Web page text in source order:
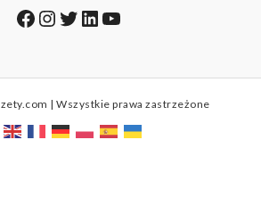
Facebook
Instagram
Twitter
LinkedIn
YouTube
| Wszystkie prawa zastrzeżone